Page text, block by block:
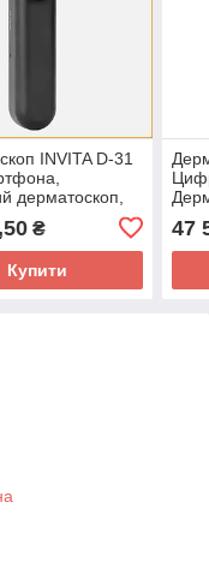
INVITA D-31
дерматоскоп,
₴
Купити
47